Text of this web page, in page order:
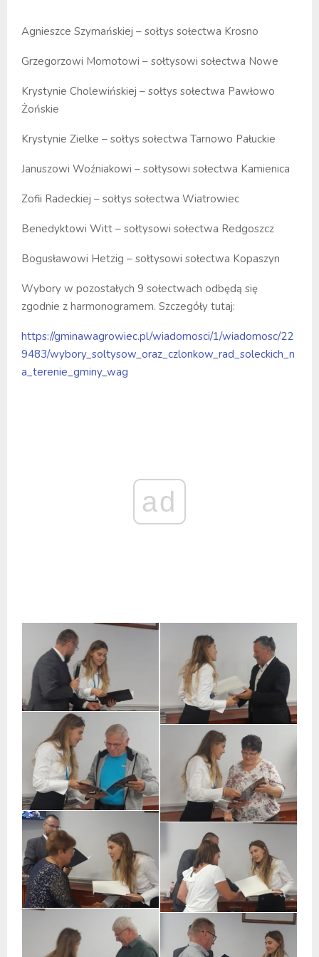
Agnieszce Szymańskiej – sołtys sołectwa Krosno
Grzegorzowi Momotowi – sołtysowi sołectwa Nowe
Krystynie Cholewińskiej – sołtys sołectwa Pawłowo
Żońskie
Krystynie Zielke – sołtys sołectwa Tarnowo Pałuckie
Januszowi Woźniakowi – sołtysowi sołectwa Kamienica
Zofii Radeckiej – sołtys sołectwa Wiatrowiec
Benedyktowi Witt – sołtysowi sołectwa Redgoszcz
Bogusławowi Hetzig – sołtysowi sołectwa Kopaszyn
Wybory w pozostałych 9 sołectwach odbędą się
zgodnie z harmonogramem. Szczegóły tutaj:
https://gminawagrowiec.pl/wiadomosci/1/wiadomosc/22
9483/wybory_soltysow_oraz_czlonkow_rad_soleckich_n
a_terenie_gminy_wag
ad